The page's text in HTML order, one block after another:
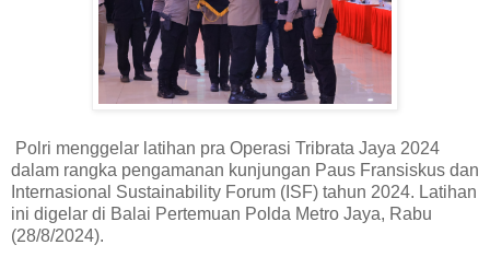
Polri menggelar latihan pra Operasi Tribrata Jaya 2024
dalam rangka pengamanan kunjungan Paus Fransiskus dan
Internasional Sustainability Forum (ISF) tahun 2024. Latihan
ini digelar di Balai Pertemuan Polda Metro Jaya, Rabu
(28/8/2024).